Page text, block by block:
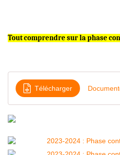
Tout comprendre sur la phase
Télécharger